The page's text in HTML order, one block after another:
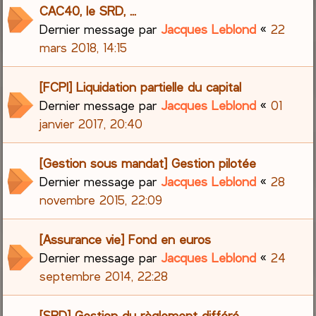
CAC40, le SRD, ...
Dernier message parJacques Leblond «22
mars 2018, 14:15
[FCPI] Liquidation partielle du capital
Dernier message parJacques Leblond «01
janvier 2017, 20:40
[Gestion sous mandat] Gestion pilotée
Dernier message parJacques Leblond «28
novembre 2015, 22:09
[Assurance vie] Fond en euros
Dernier message parJacques Leblond «24
septembre 2014, 22:28